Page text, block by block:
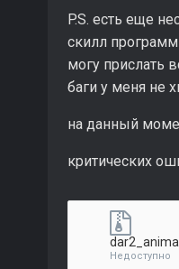
P.S. есть еще
скилл
могу прислать
баги у меня не
на данный
критических
Недоступно